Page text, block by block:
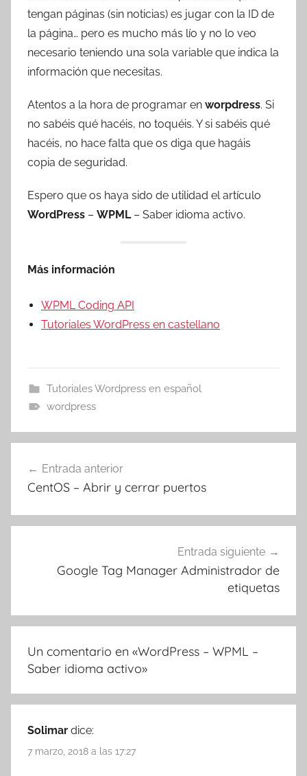
tengan páginas (sin noticias) es jugar con la ID de
la página… pero es mucho más lío y no lo veo
necesario teniendo una sola variable que indica la
información que necesitas.
Atentos a la hora de programar en worpdress. Si
no sabéis qué hacéis, no toquéis. Y si sabéis qué
hacéis, no hace falta que os diga que hagáis
copia de seguridad.
Espero que os haya sido de utilidad el artículo
WordPress – WPML– Saber idioma activo.
Más información
WPML Coding API
Tutoriales WordPress en castellano
Tutoriales Wordpress en español
wordpress
de
Entrada anterior
CentOS – Abrir y cerrar puertos
Entrada siguiente
Google Tag Manager Administrador de
etiquetas
Un comentario en «WordPress – WPML –
Saber idioma activo»
Solimar dice:
7 marzo, 2018 a las 17:27